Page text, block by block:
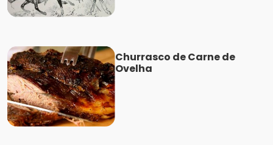
Churrasco de Carne de
Ovelha